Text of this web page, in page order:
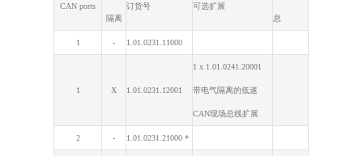
CAN ports
隔离
订货号 可选扩展
息
1 - 1.01.0231.11000
1 X 1.01.0231.12001
1 x 1.01.0241.20001
带电气隔离的低速
CAN现场总线扩展
2 - 1.01.0231.21000 *